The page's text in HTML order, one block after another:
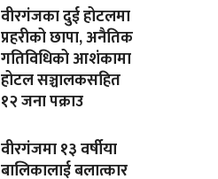
वीरगंजका दुई होटलमा
प्रहरीको छापा, अनैतिक
गतिविधिको आशंकामा
होटल सञ्चालकसहित
१२ जना पक्राउ
वीरगंजमा १३ वर्षीया
बालिकालाई बलात्कार